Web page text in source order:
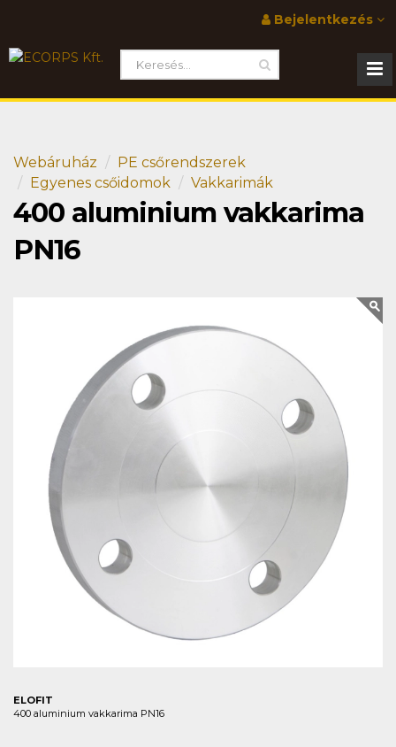
Bejelentkezés
Webáruház
PE csőrendszerek
Egyenes csőidomok
Vakkarimák
400 aluminium vakkarima
PN16
ELOFIT
400 aluminium vakkarima PN16